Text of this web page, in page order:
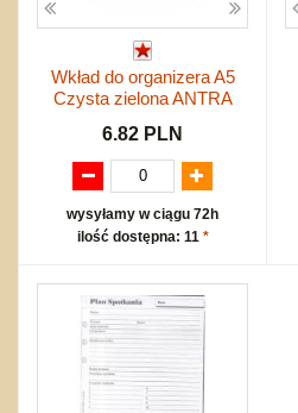
Wkład do organizera A5
Czysta zielona ANTRA
6.82 PLN
wysyłamy w ciągu 72h
ilość dostępna: 11 *